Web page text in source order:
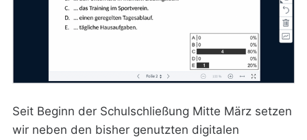
Seit Beginn der Schulschließung Mitte März setzen
wir neben den bisher genutzten digitalen